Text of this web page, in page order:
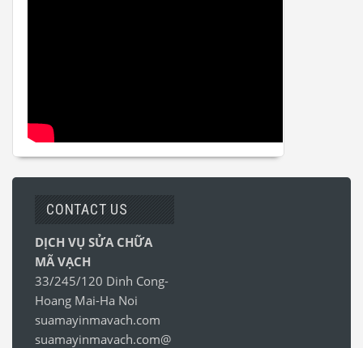
CONTACT US
DỊCH VỤ SỬA CHỮA
MÃ VẠCH
33/245/120 Dinh Cong-
Hoang Mai-Ha Noi
suamayinmavach.com
suamayinmavach.com@